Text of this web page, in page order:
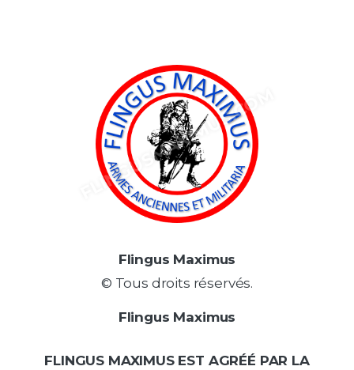
Flingus Maximus
© Tous droits réservés.
Flingus Maximus
FLINGUS MAXIMUS EST AGRÉÉ PAR LA